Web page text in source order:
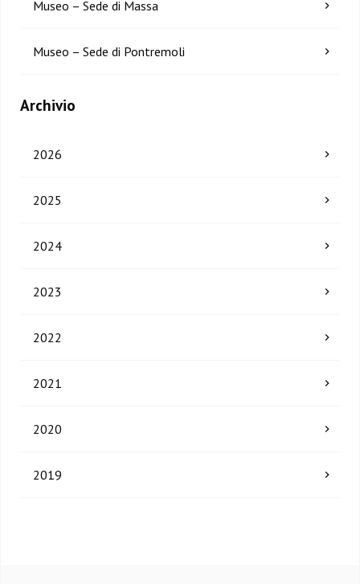
Museo – Sede di Massa
Museo – Sede di Pontremoli
Archivio
2026
2025
2024
2023
2022
2021
2020
2019